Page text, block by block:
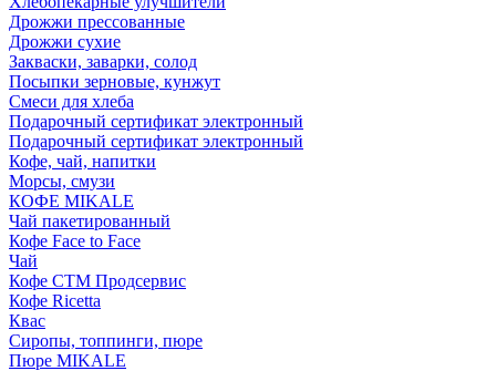
Дрожжи прессованные
Дрожжи сухие
Закваски, заварки, солод
Посыпки зерновые, кунжут
Смеси для хлеба
Подарочный сертификат электронный
Подарочный сертификат электронный
Кофе, чай, напитки
Морсы, смузи
КОФЕ MIKALE
Чай пакетированный
Кофе Face to Face
Чай
Кофе СТМ Продсервис
Кофе Ricetta
Квас
Сиропы, топпинги, пюре
Пюре MIKALE